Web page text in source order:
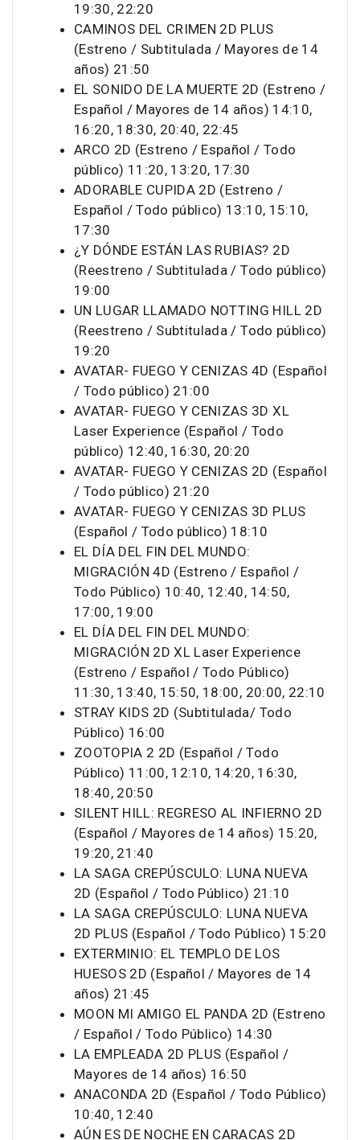
19:30, 22:20
CAMINOS DEL CRIMEN 2D PLUS
(Estreno / Subtitulada / Mayores de 14
años) 21:50
EL SONIDO DE LA MUERTE 2D (Estreno /
Español / Mayores de 14 años) 14:10,
16:20, 18:30, 20:40, 22:45
ARCO 2D (Estreno / Español / Todo
público) 11:20, 13:20, 17:30
ADORABLE CUPIDA 2D (Estreno /
Español / Todo público) 13:10, 15:10,
17:30
¿Y DÓNDE ESTÁN LAS RUBIAS? 2D
(Reestreno / Subtitulada / Todo público)
19:00
UN LUGAR LLAMADO NOTTING HILL 2D
(Reestreno / Subtitulada / Todo público)
19:20
AVATAR- FUEGO Y CENIZAS 4D (Español
/ Todo público) 21:00
AVATAR- FUEGO Y CENIZAS 3D XL
Laser Experience (Español / Todo
público) 12:40, 16:30, 20:20
AVATAR- FUEGO Y CENIZAS 2D (Español
/ Todo público) 21:20
AVATAR- FUEGO Y CENIZAS 3D PLUS
(Español / Todo público) 18:10
EL DÍA DEL FIN DEL MUNDO:
MIGRACIÓN 4D (Estreno / Español /
Todo Público) 10:40, 12:40, 14:50,
17:00, 19:00
EL DÍA DEL FIN DEL MUNDO:
MIGRACIÓN 2D XL Laser Experience
(Estreno / Español / Todo Público)
11:30, 13:40, 15:50, 18:00, 20:00, 22:10
STRAY KIDS 2D (Subtitulada/ Todo
Público) 16:00
ZOOTOPIA 2 2D (Español / Todo
Público) 11:00, 12:10, 14:20, 16:30,
18:40, 20:50
SILENT HILL: REGRESO AL INFIERNO 2D
(Español / Mayores de 14 años) 15:20,
19:20, 21:40
LA SAGA CREPÚSCULO: LUNA NUEVA
2D (Español / Todo Público) 21:10
LA SAGA CREPÚSCULO: LUNA NUEVA
2D PLUS (Español / Todo Público) 15:20
EXTERMINIO: EL TEMPLO DE LOS
HUESOS 2D (Español / Mayores de 14
años) 21:45
MOON MI AMIGO EL PANDA 2D (Estreno
/ Español / Todo Público) 14:30
LA EMPLEADA 2D PLUS (Español /
Mayores de 14 años) 16:50
ANACONDA 2D (Español / Todo Público)
10:40, 12:40
AÚN ES DE NOCHE EN CARACAS 2D